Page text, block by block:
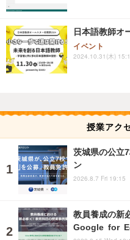
日本語教師オ
イベント
2024.10.31(木)
授業アク
茨城県の公立
ン
2026.8.7 Fri 19:15
教員養成の新
Google for